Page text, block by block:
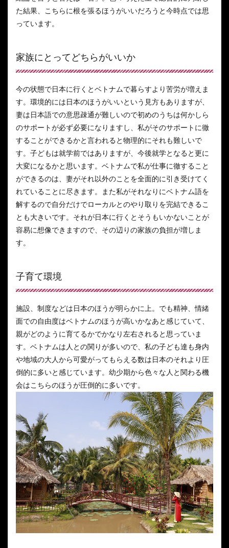
た結果、こちらに根を張るほうがいいだろうと今時点では思
っています。
家族にとってどちらがいいか
今の状態で日本に行くとベトナムで暮らすより苦労が増えま
す。環境的には日本のほうがいいという見方もありますが、
妻は日本語での意思疎通が難しいので初めのうちは何かしら
のサポートが必ず必要になりますし、私がそのサポートに徹
することができるかと言われると物理的にそれも難しいで
す。子どもは就学前ではありますが、今後就学となると更に
大変になるかと思います。ベトナムで私が仕事に徹すること
ができるのは、妻がそれ以外のことを全面的に引き受けてく
れていることに尽きます。また私がそれなりにベトナム語を
解するので自分だけでローカルとのやり取りを完結できるこ
とも大きいです。それが日本に行くとそうもいかないことが
容易に想像できますので、その辺りの家族の負担が増しま
す。
子育て環境
施設、制度などは日本のほうが明らかに上。でも精神、情緒
面での自由度はベトナムのほうが高いかなあと感じていて、
親がどのように育てるかでかなり左右されると思っていま
す。ベトナムは人との関りが多いので、私の子ども達も身内
や地域の大人から可愛がってもらえる数は日本のそれより圧
倒的に多いと感じています。幼少期から色々な人と関わる機
会はこちらのほうが圧倒的に多いです。